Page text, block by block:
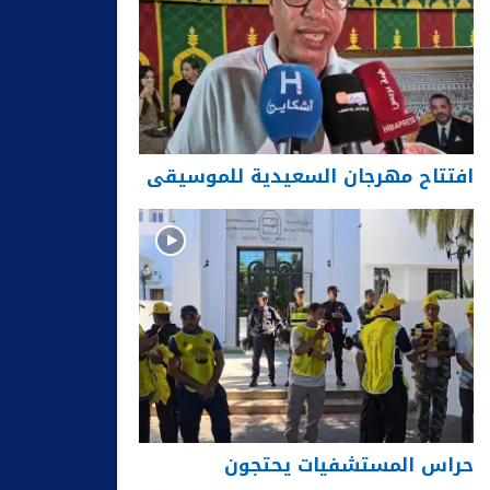
افتتاح مهرجان السعيدية للموسيقى
حراس المستشفيات يحتجون